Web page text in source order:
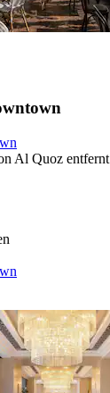
Al Quoz entfernt